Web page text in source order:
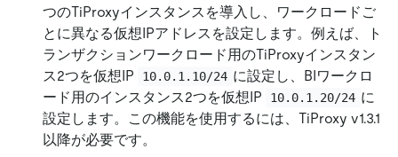
つのTiProxyインスタンスを導入し、ワークロードご
とに異なる仮想IPアドレスを設定します。例えば、ト
ランザクションワークロード用のTiProxyインスタン
ス2つを仮想IP
10.0.1.10/24 に設定し、BIワークロ
ード用のインスタンス2つを仮想IP
10.0.1.20/24 に
設定します。この機能を使用するには、TiProxy v1.3.1
以降が必要です。